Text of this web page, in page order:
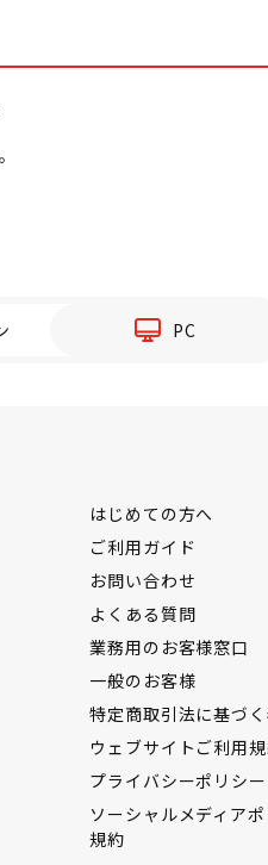
PC
はじめての方へ
ご利用ガイド
お問い合わせ
よくある質問
業務用のお客様窓口
一般のお客様
特定商取引法に基づ
ウェブサイトご利用
プライバシーポリシー
ソーシャルメディア
規約